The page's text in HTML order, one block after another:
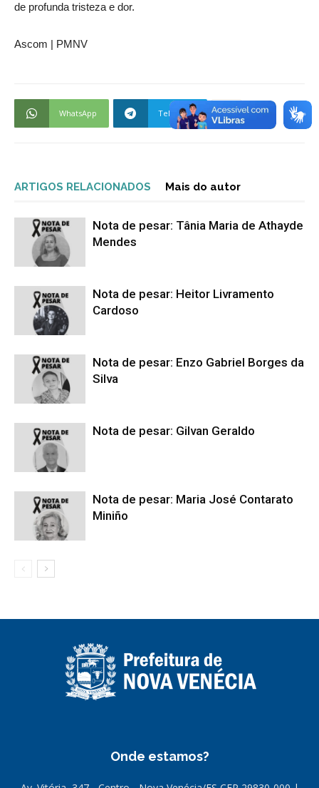
de profunda tristeza e dor.
Ascom | PMNV
WhatsApp Telegram
ARTIGOS RELACIONADOS Mais do autor
Nota de pesar: Tânia Maria de Athayde
Mendes
Nota de pesar: Heitor Livramento
Cardoso
Nota de pesar: Enzo Gabriel Borges da
Silva
Nota de pesar: Gilvan Geraldo
Nota de pesar: Maria José Contarato
Miniño
Onde estamos?